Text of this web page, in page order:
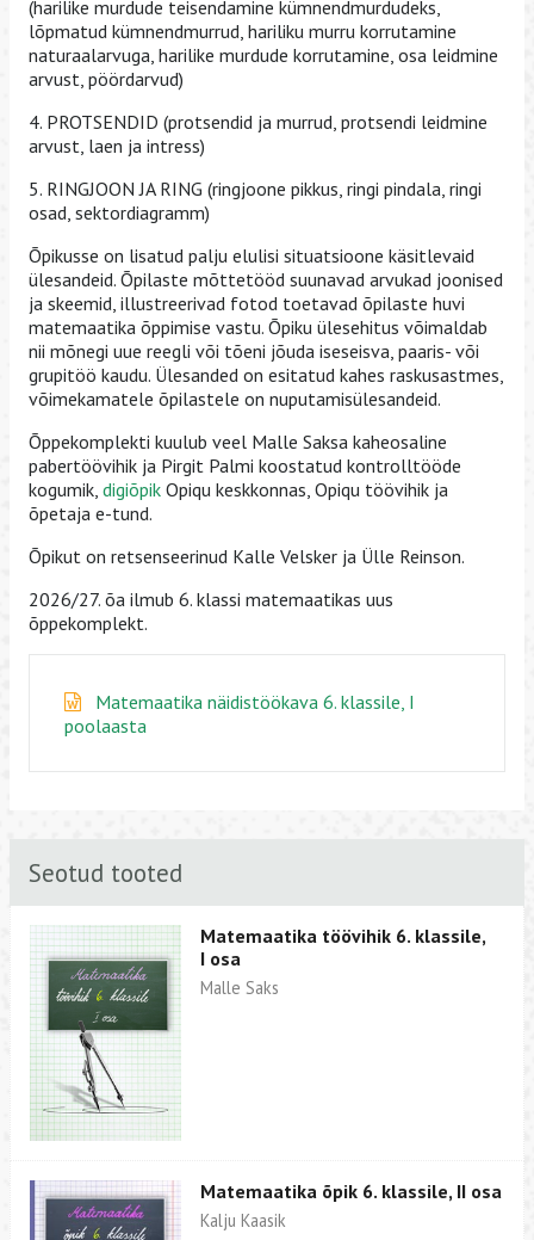
(harilike murdude teisendamine kümnendmurdudeks,
lõpmatud kümnendmurrud, hariliku murru korrutamine
naturaalarvuga, harilike murdude korrutamine, osa leidmine
arvust, pöördarvud)
4. PROTSENDID (protsendid ja murrud, protsendi leidmine
arvust, laen ja intress)
5. RINGJOON JA RING (ringjoone pikkus, ringi pindala, ringi
osad, sektordiagramm)
Õpikusse on lisatud palju elulisi situatsioone käsitlevaid
ülesandeid. Õpilaste mõttetööd suunavad arvukad joonised
ja skeemid, illustreerivad fotod toetavad õpilaste huvi
matemaatika õppimise vastu. Õpiku ülesehitus võimaldab
nii mõnegi uue reegli või tõeni jõuda iseseisva, paaris- või
grupitöö kaudu. Ülesanded on esitatud kahes raskusastmes,
võimekamatele õpilastele on nuputamisülesandeid.
Õppekomplekti kuulub veel Malle Saksa kaheosaline
pabertöövihik ja Pirgit Palmi koostatud kontrolltööde
kogumik, digiõpik Opiqu keskkonnas, Opiqu töövihik ja
õpetaja e-tund.
Õpikut on retsenseerinud Kalle Velsker ja Ülle Reinson.
2026/27. õa ilmub 6. klassi matemaatikas uus
õppekomplekt.
Matemaatika näidistöökava 6. klassile, I
poolaasta
Seotud tooted
Matemaatika töövihik 6. klassile,
I osa
Malle Saks
Matemaatika õpik 6. klassile, II osa
Kalju Kaasik